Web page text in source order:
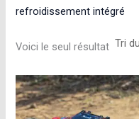
refroidissement intégré
Voici le seul résultat